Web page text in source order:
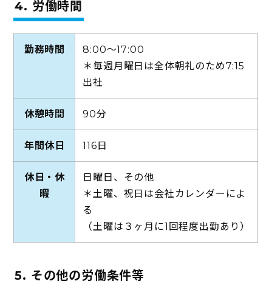
4. 労働時間
勤務時間
8:00～17:00
＊毎週月曜日は全体朝礼のため7:15
出社
休憩時間 90分
年間休日 116日
休日・休
暇
日曜日、その他
＊土曜、祝日は会社カレンダーによ
る
（土曜は３ヶ月に1回程度出勤あり）
5. その他の労働条件等